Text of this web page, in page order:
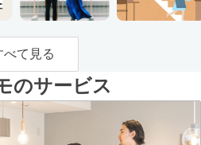
べて見る
のサービス